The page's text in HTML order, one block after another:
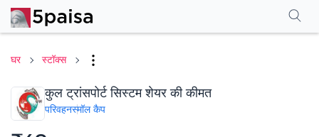
घर स्टॉक्स
कुल ट्रांसपोर्ट सिस्टम शेयर की कीमत
परिवहनस्मॉल कैप
परफॉर्मेंसफाइनेंशियल्स सामान्य प्रश्न